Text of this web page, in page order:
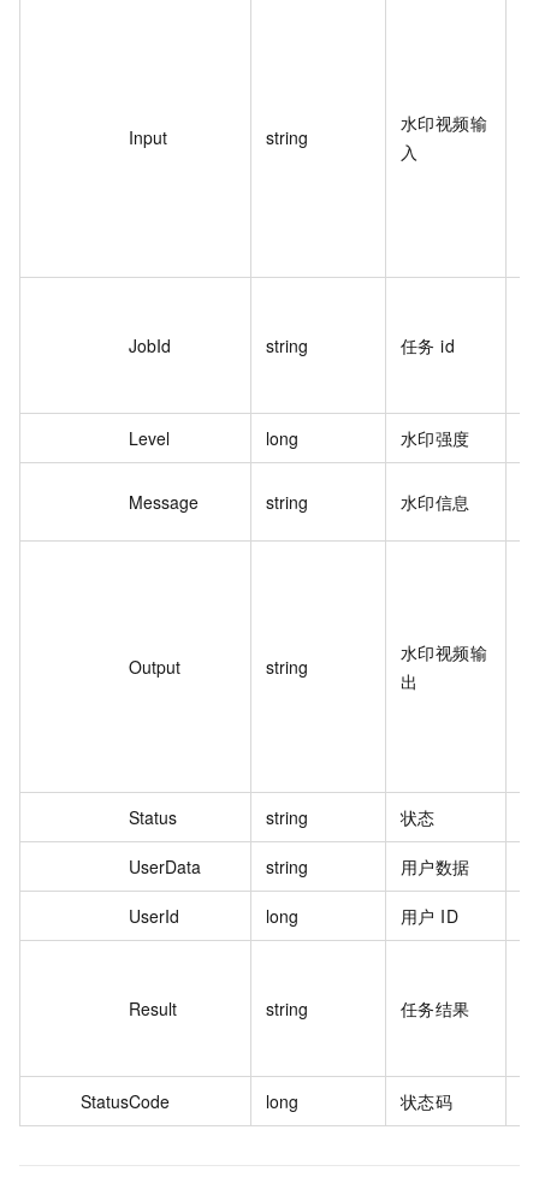
Input string
水印视频输
入
JobId string 任务 id
Level long 水印强度
Message string 水印信息
Output string
水印视频输
出
Status string 状态
UserData string 用户数据
UserId long 用户 ID
Result string 任务结果
StatusCode long 状态码